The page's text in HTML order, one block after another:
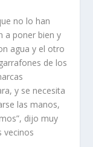
no lo han
a poner bien y
agua y el otro
de los
y se necesita
las manos,
dijo muy
vecinos